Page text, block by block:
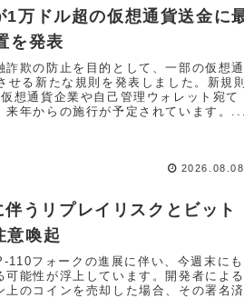
1万ドル超の仮想通貨送金に
を発表
詐欺の防止を目的として、一部の仮想通
せる新たな規則を発表しました。新規則
想通貨企業や自己管理ウォレット宛て
年からの施行が予定されています。...
2026.08.08
うリプレイリスクとビット
意喚起
110フォークの進展に伴い、今週末にも
可能性が浮上しています。開発者による
上のコインを売却した場合、その署名済